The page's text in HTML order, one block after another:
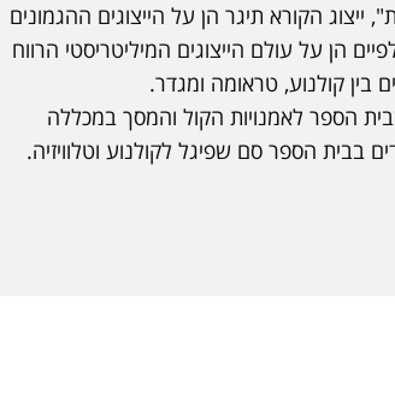
ייצוג הקורא תיגר הן על הייצוגים ההגמונים
הן על עולם הייצוגים המיליטריסטי הרווח
בין קולנוע, טראומה ומגדר.
הספר לאמנויות הקול והמסך במכללה
בבית הספר סם שפיגל לקולנוע וטלוויזיה.